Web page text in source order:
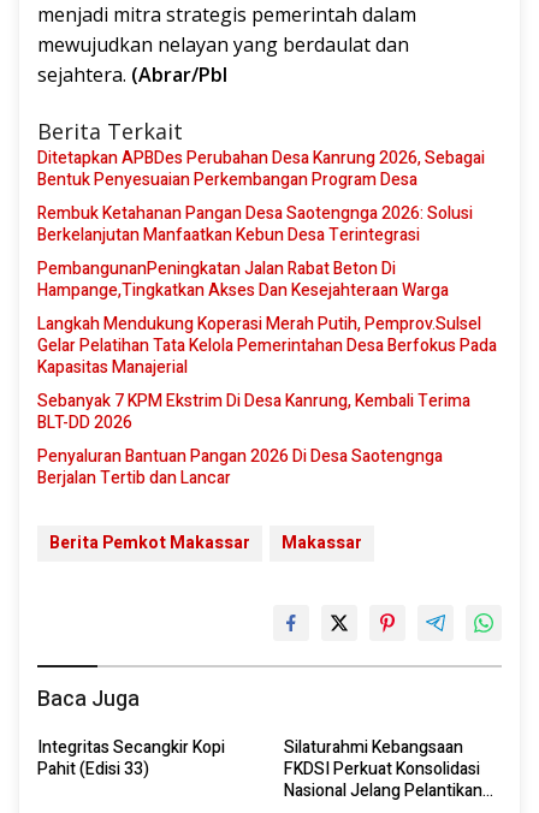
menjadi mitra strategis pemerintah dalam
mewujudkan nelayan yang berdaulat dan
sejahtera. (Abrar/Pbl
Berita Terkait
Ditetapkan APBDes Perubahan Desa Kanrung 2026, Sebagai
Bentuk Penyesuaian Perkembangan Program Desa
Rembuk Ketahanan Pangan Desa Saotengnga 2026: Solusi
Berkelanjutan Manfaatkan Kebun Desa Terintegrasi
PembangunanPeningkatan Jalan Rabat Beton Di
Hampange,Tingkatkan Akses Dan Kesejahteraan Warga
Langkah Mendukung Koperasi Merah Putih, Pemprov.Sulsel
Gelar Pelatihan Tata Kelola Pemerintahan Desa Berfokus Pada
Kapasitas Manajerial
Sebanyak 7 KPM Ekstrim Di Desa Kanrung, Kembali Terima
BLT-DD 2026
Penyaluran Bantuan Pangan 2026 Di Desa Saotengnga
Berjalan Tertib dan Lancar
Berita Pemkot Makassar Makassar
Baca Juga
Integritas Secangkir Kopi
Pahit (Edisi 33)
Silaturahmi Kebangsaan
FKDSI Perkuat Konsolidasi
Nasional Jelang Pelantikan